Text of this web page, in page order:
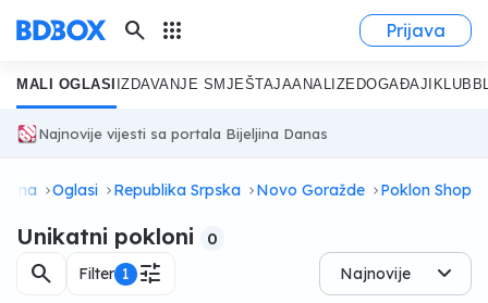
search apps Prijava
MALI OGLASI IZDAVANJE SMJEŠTAJAANALIZE DOGAĐAJI KLUB
Najnovije vijesti sa portala Bijeljina Danas
Oglasi Republika Srpska Novo Goražde Poklon Shop
Unikatni pokloni 0
search Filter 1 tune Najnovije